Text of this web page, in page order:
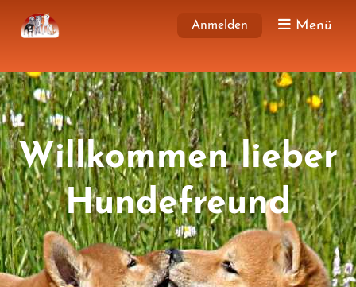
Anmelden Menü
Willkommen lieber
Hundefreund